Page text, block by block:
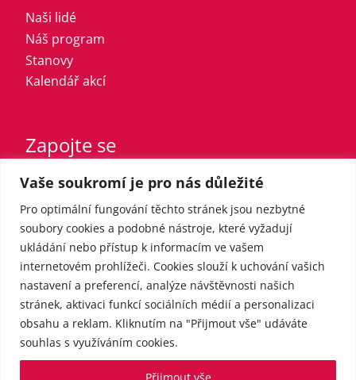
Vaše soukromí je pro nás důležité
Pro optimální fungování těchto stránek jsou nezbytné
soubory cookies a podobné nástroje, které vyžadují
ukládání nebo přístup k informacím ve vašem
internetovém prohlížeči. Cookies slouží k uchování vašich
nastavení a preferencí, analýze návštěvnosti našich
stránek, aktivaci funkcí sociálních médií a personalizaci
obsahu a reklam. Kliknutím na "Přijmout vše" udáváte
souhlas s využíváním cookies.
Přijmout vše
Naši lidé
Náš program
Stanovy
Kalendář akcí
Zapojte se
Vstupte do strany
Registrovaný sympatizant
Přispějte finančně
Pro média
Kontakt
Tiskové zprávy